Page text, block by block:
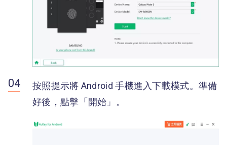
按照提示將 Android 手機進入下載模式。準備
好後，點擊「開始」。